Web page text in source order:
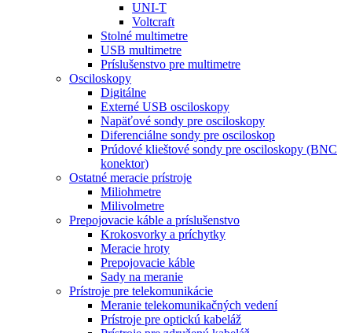
UNI-T
Voltcraft
Stolné multimetre
USB multimetre
Príslušenstvo pre multimetre
Osciloskopy
Digitálne
Externé USB osciloskopy
Napäťové sondy pre osciloskopy
Diferenciálne sondy pre osciloskop
Prúdové klieštové sondy pre osciloskopy (BNC
konektor)
Ostatné meracie prístroje
Miliohmetre
Milivolmetre
Prepojovacie káble a príslušenstvo
Krokosvorky a príchytky
Meracie hroty
Prepojovacie káble
Sady na meranie
Prístroje pre telekomunikácie
Meranie telekomunikačných vedení
Prístroje pre optickú kabeláž